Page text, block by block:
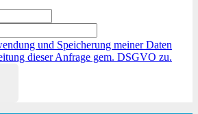
und Speicherung meiner Daten
dieser Anfrage gem. DSGVO zu.